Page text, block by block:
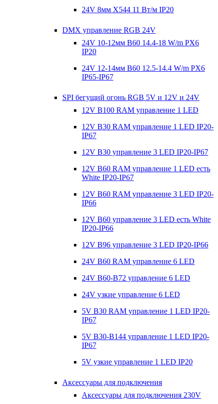
24V 8мм X544 11 Вт/м IP20
DMX управление RGB 24V
24V 10-12мм B60 14.4-18 W/m PX6
IP20
24V 12-14мм B60 12.5-14.4 W/m PX6
IP65-IP67
SPI бегущий огонь RGB 5V и 12V и 24V
12V B100 RAM управление 1 LED
12V B30 RAM управление 1 LED IP20-
IP67
12V B30 управление 3 LED IP20-IP67
12V B60 RAM управление 1 LED есть
White IP20-IP67
12V B60 RAM управление 3 LED IP20-
IP66
12V B60 управление 3 LED есть White
IP20-IP66
12V B96 управление 3 LED IP20-IP66
24V B60 RAM управление 6 LED
24V B60-B72 управление 6 LED
24V узкие управление 6 LED
5V B30 RAM управление 1 LED IP20-
IP67
5V B30-B144 управление 1 LED IP20-
IP67
5V узкие управление 1 LED IP20
Аксессуары для подключения
Аксессуары для подключения 230V